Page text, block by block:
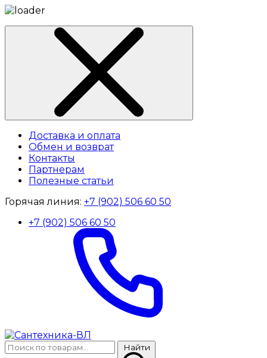
Доставка и оплата
Обмен и возврат
Контакты
Партнерам
Полезные статьи
Горячая линия: +7 (902) 506 60 50
+7 (902) 506 60 50
Найти